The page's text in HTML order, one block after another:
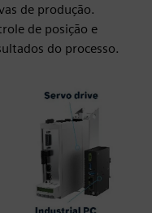
de produção.
de posição e
do processo.